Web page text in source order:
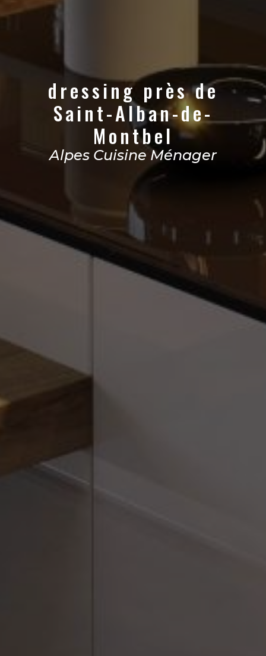
dressing près de
Saint-Alban-de-
Montbel
Alpes Cuisine Ménager